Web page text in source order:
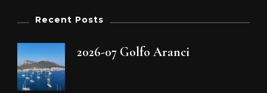
Recent Posts
2026-07 Golfo Aranci